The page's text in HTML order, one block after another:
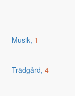
Musik, 1
Trädgård, 4